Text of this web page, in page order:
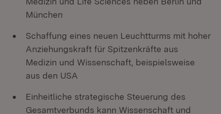
München
Schaffung eines neuen Leuchtturms mit hoher
Anziehungskraft für Spitzenkräfte aus
Medizin und Wissenschaft, beispielsweise
aus den USA
Einheitliche strategische Steuerung des
Gesamtverbunds kann Wissenschaft und